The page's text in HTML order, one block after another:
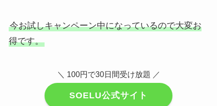
今お試しキャンペーン中になっているので大変お
得です。
＼ 100円で30日間受け放題 ／
SOELU公式サイト